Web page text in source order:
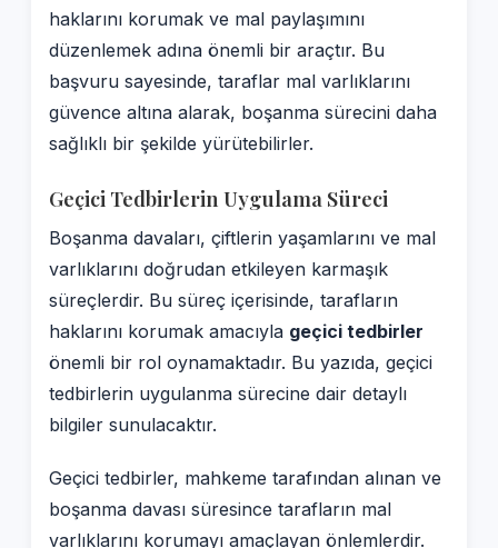
haklarını korumak ve mal paylaşımını
düzenlemek adına önemli bir araçtır. Bu
başvuru sayesinde, taraflar mal varlıklarını
güvence altına alarak, boşanma sürecini daha
sağlıklı bir şekilde yürütebilirler.
Geçici Tedbirlerin Uygulama Süreci
Boşanma davaları, çiftlerin yaşamlarını ve mal
varlıklarını doğrudan etkileyen karmaşık
süreçlerdir. Bu süreç içerisinde, tarafların
haklarını korumak amacıyla geçici tedbirler
önemli bir rol oynamaktadır. Bu yazıda, geçici
tedbirlerin uygulanma sürecine dair detaylı
bilgiler sunulacaktır.
Geçici tedbirler, mahkeme tarafından alınan ve
boşanma davası süresince tarafların mal
varlıklarını korumayı amaçlayan önlemlerdir.